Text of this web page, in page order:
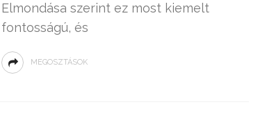
Elmondása szerint ez most kiemelt
fontosságú, és
MEGOSZTÁSOK